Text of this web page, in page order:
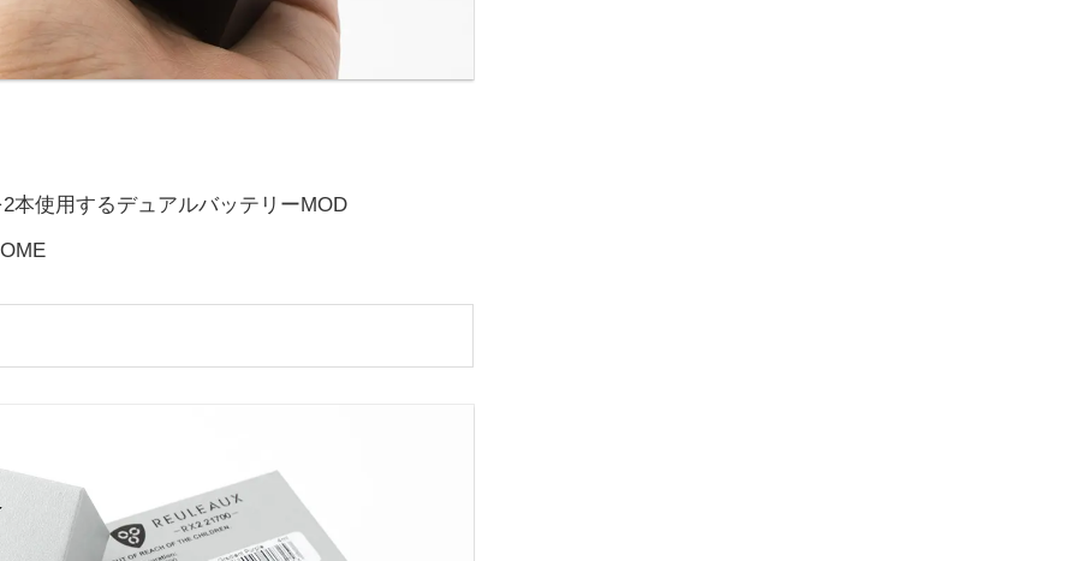
本使用するデュアルバッテリーMOD